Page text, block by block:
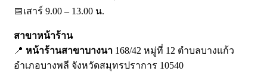
📅เสาร์ 9.00 – 13.00 น.
สาขาหน้าร้าน
📍 หน้าร้านสาขาบางนา 168/42 หมู่ที่ 12 ตำบลบางแก้ว
อำเภอบางพลี จังหวัดสมุทรปราการ 10540